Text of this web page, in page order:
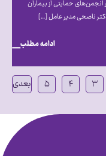
صعب‎‌العلاج به مناسبت روز ملی بیماران خاص با حضور انجمن‎‌های حمایتی از بیماران
ادامه مطلب
۳ ۴ ۵ بعدی